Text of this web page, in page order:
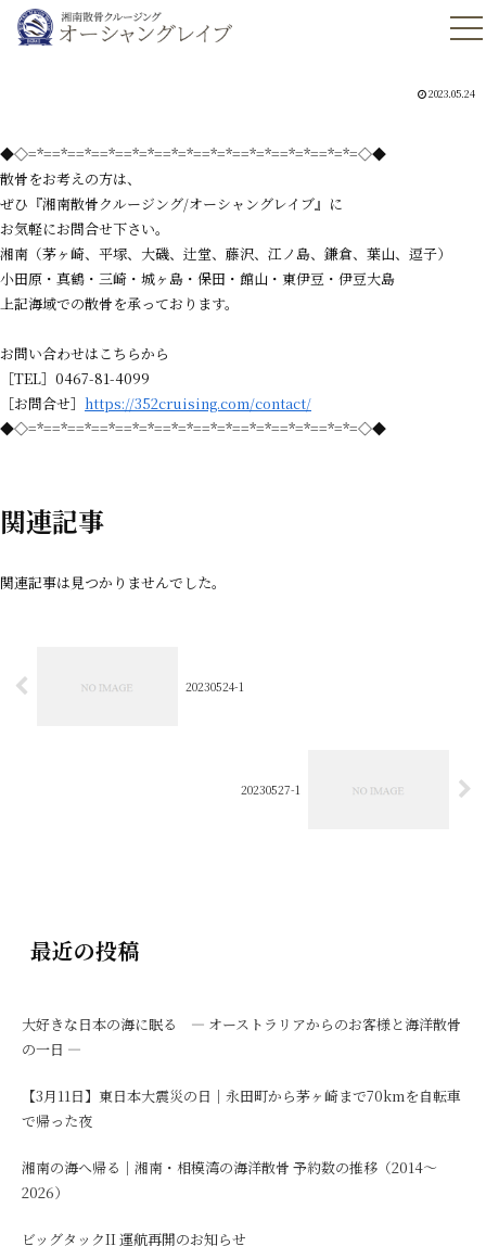
2023.05.24
◆◇=*==*==*==*==*=*==*=*==*=*==*=*==*=*==*=*=◇◆
散骨をお考えの方は、
ぜひ『湘南散骨クルージング/オーシャングレイブ』に
お気軽にお問合せ下さい。
湘南（茅ヶ崎、平塚、大磯、辻堂、藤沢、江ノ島、鎌倉、葉山、逗子）
小田原・真鶴・三崎・城ヶ島・保田・館山・東伊豆・伊豆大島
上記海域での散骨を承っております。
お問い合わせはこちらから
［TEL］0467-81-4099
［お問合せ］ https://352cruising.com/contact/
◆◇=*==*==*==*==*=*==*=*==*=*==*=*==*=*==*=*=◇◆
関連記事
関連記事は見つかりませんでした。
20230524-1
20230527-1
最近の投稿
大好きな日本の海に眠る ― オーストラリアからのお客様と海洋散骨
の一日 ―
【3月11日】東日本大震災の日｜永田町から茅ヶ崎まで70kmを自転車
で帰った夜
湘南の海へ帰る｜湘南・相模湾の海洋散骨 予約数の推移（2014〜
2026）
ビッグタックII 運航再開のお知らせ